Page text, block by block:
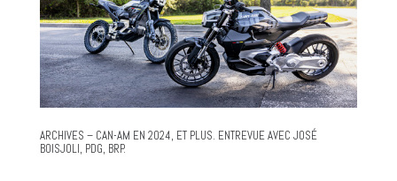
ARCHIVES – CAN-AM EN 2024, ET PLUS. ENTREVUE AVEC JOSÉ
BOISJOLI, PDG, BRP.